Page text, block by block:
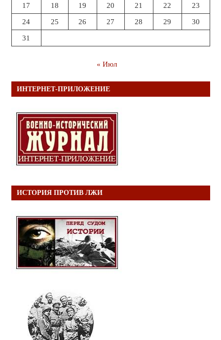
17 18 19 20 21 22 23
24 25 26 27 28 29 30
31
« Июл
ИНТЕРНЕТ-ПРИЛОЖЕНИЕ
ИСТОРИЯ ПРОТИВ ЛЖИ